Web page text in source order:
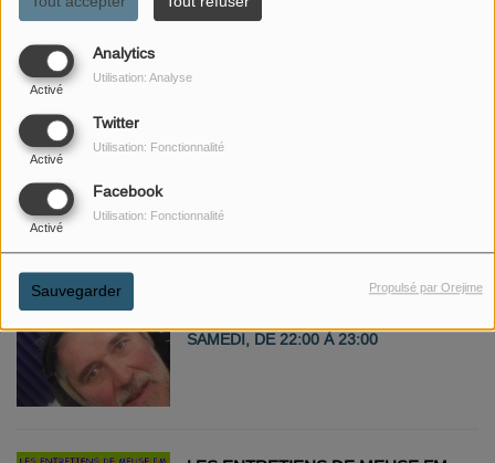
Analytics
Activé
Utilisation: Analyse
Twitter
Activé
Utilisation: Fonctionnalité
Facebook
Activé
Utilisation: Fonctionnalité
Sauvegarder Propulsé par Orejime
MEUSE FM NON STOP 100%
20:00
07:00
SAMEDI, DE 22:00 À 23:00